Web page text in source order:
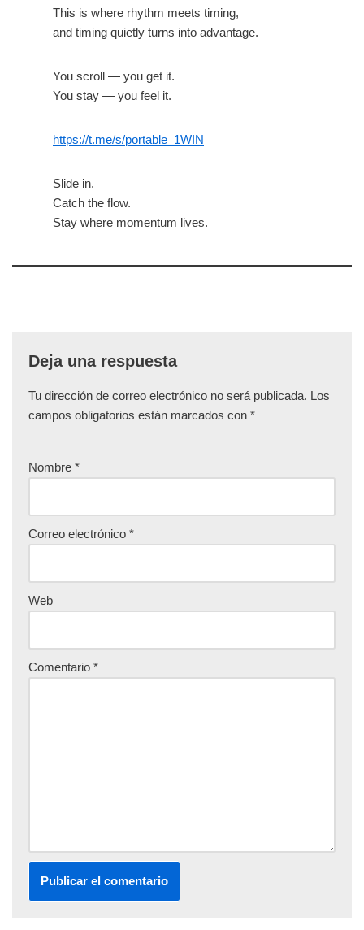
This is where rhythm meets timing,
and timing quietly turns into advantage.
You scroll — you get it.
You stay — you feel it.
https://t.me/s/portable_1WIN
Slide in.
Catch the flow.
Stay where momentum lives.
Deja una respuesta
Tu dirección de correo electrónico no será publicada. Los
campos obligatorios están marcados con *
Nombre *
Correo electrónico *
Web
Comentario *